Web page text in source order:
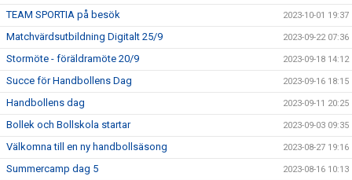
TEAM SPORTIA på besök 2023-10-01 19:37
Matchvärdsutbildning Digitalt 25/9 2023-09-22 07:36
Stormöte - föräldramöte 20/9 2023-09-18 14:12
Succe för Handbollens Dag 2023-09-16 18:15
Handbollens dag 2023-09-11 20:25
Bollek och Bollskola startar 2023-09-03 09:35
Välkomna till en ny handbollsäsong 2023-08-27 19:16
Summercamp dag 5 2023-08-16 10:13